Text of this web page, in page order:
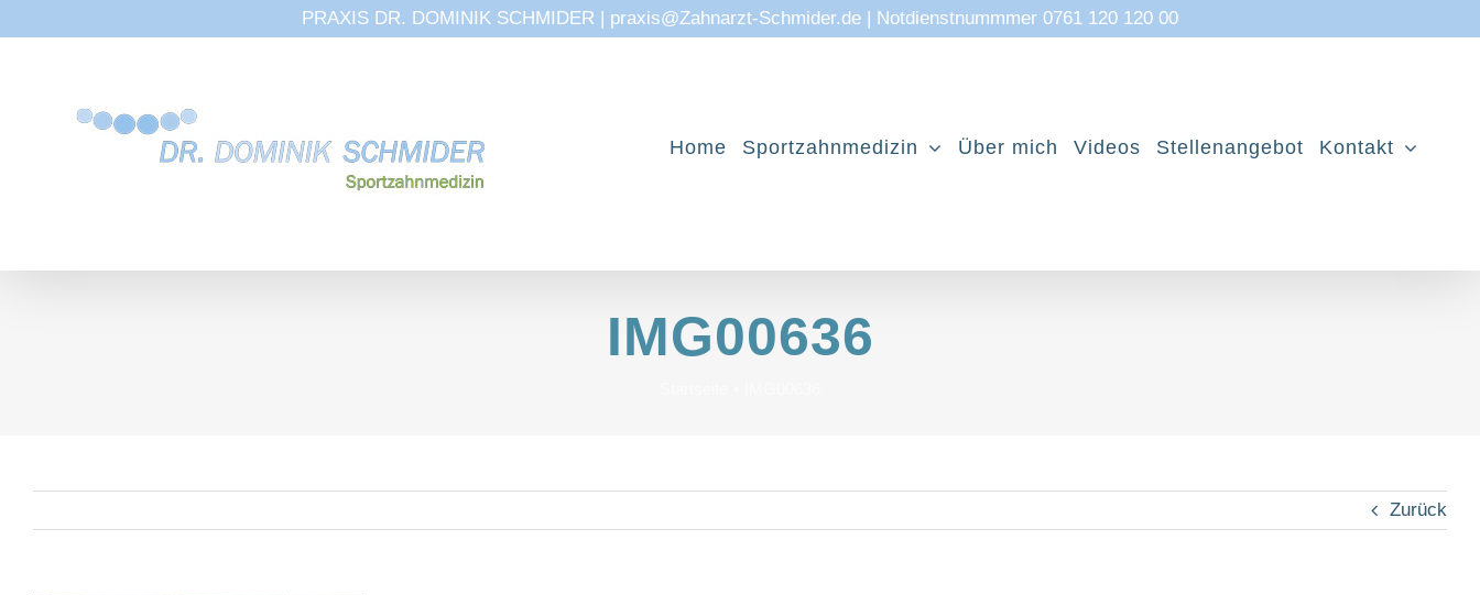
PRAXIS DR. DOMINIK SCHMIDER | praxis@Zahnarzt-Schmider.de | Notdienstnummmer 0761 120 120 00
Home Sportzahnmedizin Über mich Videos Stellenangebot Kontakt
IMG00636
Zurück